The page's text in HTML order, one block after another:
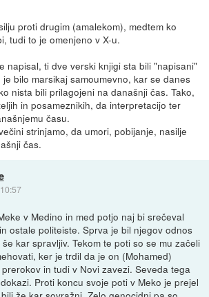
proti drugim (amalekom), medtem ko
tudi to je omenjeno v X-u.
napisal, ti dve verski knjigi sta bili "napisani"
bilo marsikaj samoumevno, kar se danes
nista bili prilagojeni na današnji čas. Tako,
in posameznikih, da interpretacijo ter
času.
strinjamo, da umori, pobijanje, nasilje
čas.
v Medino in med potjo naj bi srečeval
ostale politeiste. Sprva je bil njegov odnos
kar spravljiv. Tekom te poti so se mu začeli
ker je trdil da je on (Mohamed)
in tudi v Novi zavezi. Seveda tega
Proti koncu svoje poti v Meko je prejel